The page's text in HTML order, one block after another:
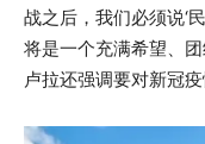
战之后，我们必须说‘
将是一个充满希望、
卢拉还强调要对新冠